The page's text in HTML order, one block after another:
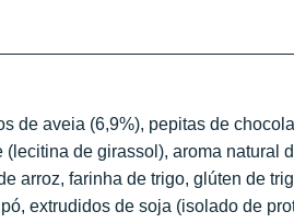
de aveia (6,9%), pepitas de
de girassol), aroma natural
arroz, farinha de trigo, glúten de
extrudidos de soja (isolado de